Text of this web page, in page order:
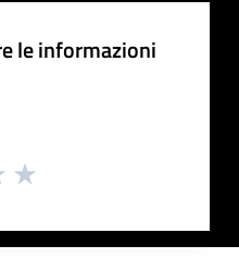
le informazioni